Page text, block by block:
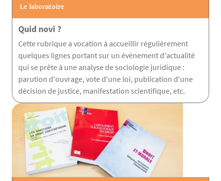
Le laboratoire
Quid novi ?
Cette rubrique a vocation à accueillir régulièrement
quelques lignes portant sur un événement d'actualité
qui se prête à une analyse de sociologie juridique :
parution d'ouvrage, vote d'une loi, publication d'une
décision de justice, manifestation scientifique, etc.